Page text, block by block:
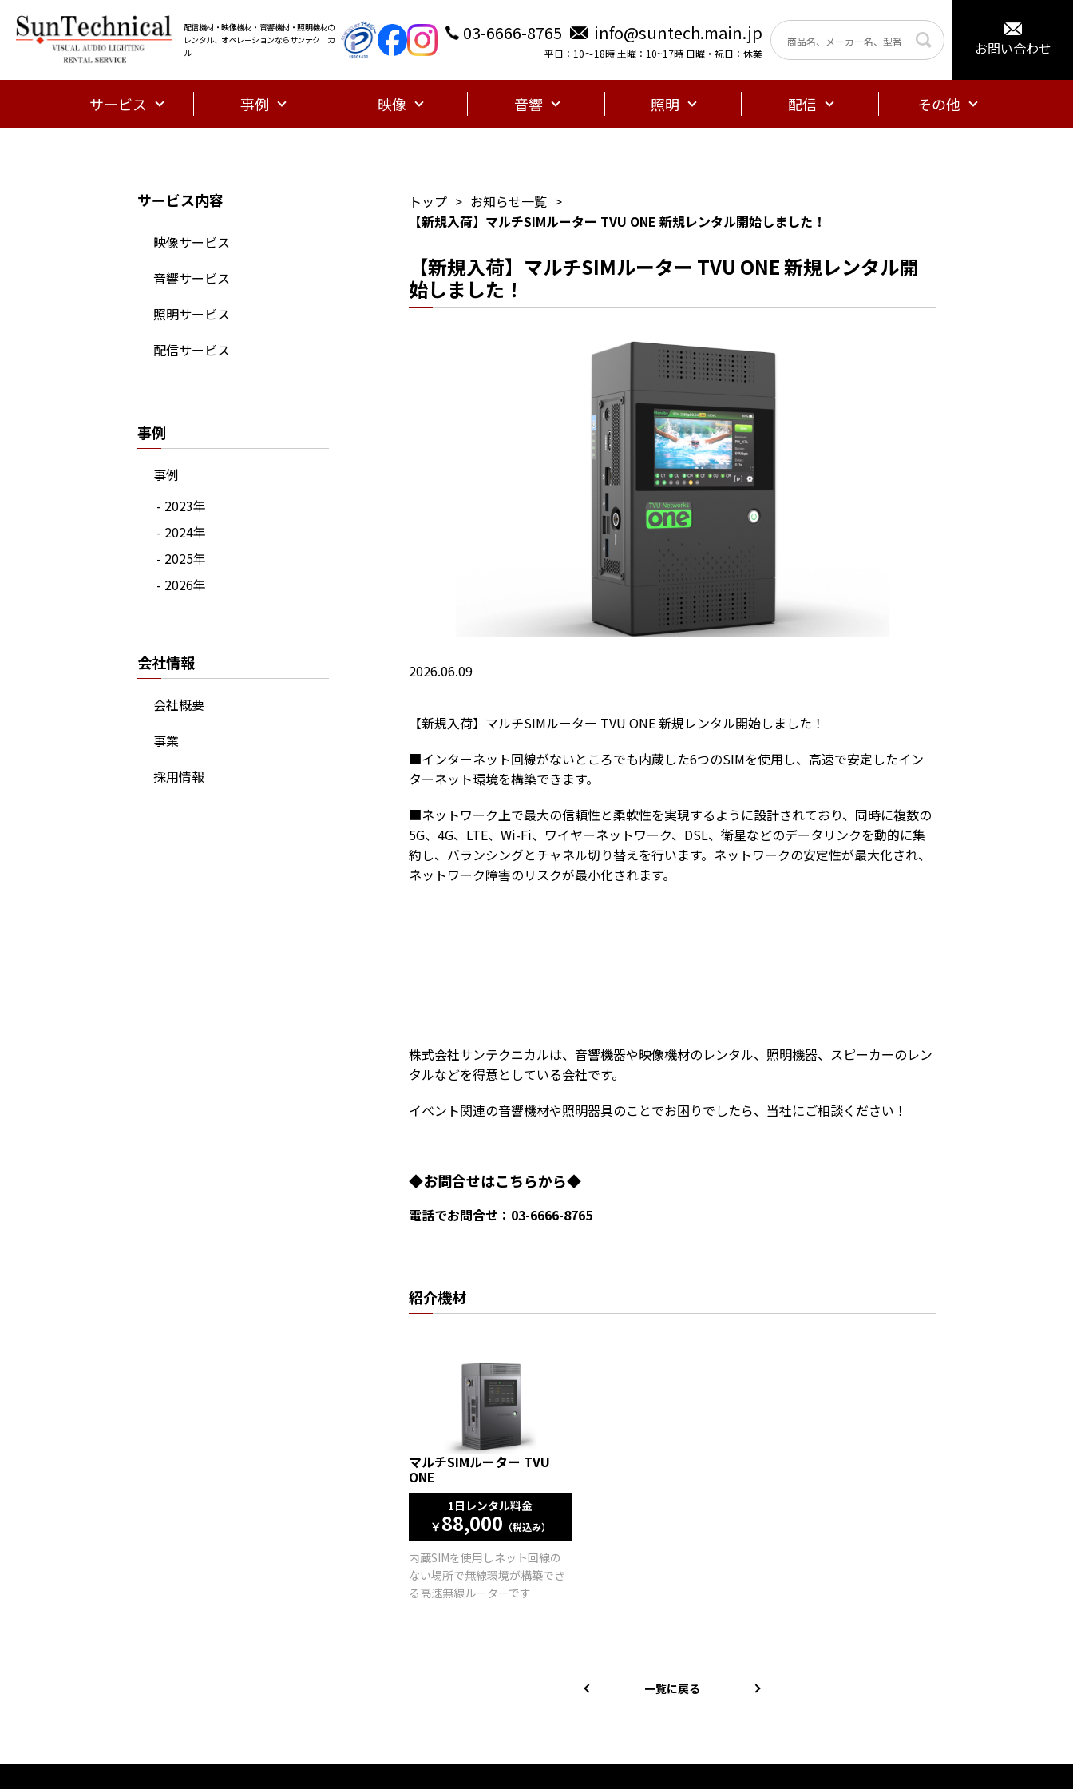
配信機材・映像機材・音響機材・照明機材の
レンタル、オペレーションならサンテクニカ
ル
03-6666-8765 info@suntech.main.jp
平日：10〜18時 土曜：10~17時 日曜・祝日：休業 お問い合わせ
サービス 事例 映像 音響 照明 配信 その他
サービス内容
映像サービス
音響サービス
照明サービス
配信サービス
事例
事例
- 2023年
- 2024年
- 2025年
- 2026年
会社情報
会社概要
事業
採用情報
トップ
お知らせ一覧
【新規入荷】マルチSIMルーター TVU ONE 新規レンタル開始しました！
【新規入荷】マルチSIMルーター TVU ONE 新規レンタル開
始しました！
2026.06.09
【新規入荷】マルチSIMルーター TVU ONE 新規レンタル開始しました！
■インターネット回線がないところでも内蔵した6つのSIMを使用し、高速で安定したイン
ターネット環境を構築できます。
■ネットワーク上で最大の信頼性と柔軟性を実現するように設計されており、同時に複数の
5G、4G、LTE、Wi-Fi、ワイヤーネットワーク、DSL、衛星などのデータリンクを動的に集
約し、バランシングとチャネル切り替えを行います。ネットワークの安定性が最大化され、
ネットワーク障害のリスクが最小化されます。
株式会社サンテクニカルは、音響機器や映像機材のレンタル、照明機器、スピーカーのレン
タルなどを得意としている会社です。
イベント関連の音響機材や照明器具のことでお困りでしたら、当社にご相談ください！
◆お問合せはこちらから◆
電話でお問合せ：03-6666-8765
紹介機材
マルチSIMルーター TVU
ONE
1日レンタル料金
￥88,000 （税込み）
内蔵SIMを使用しネット回線の
ない場所で無線環境が構築でき
る高速無線ルーターです
一覧に戻る